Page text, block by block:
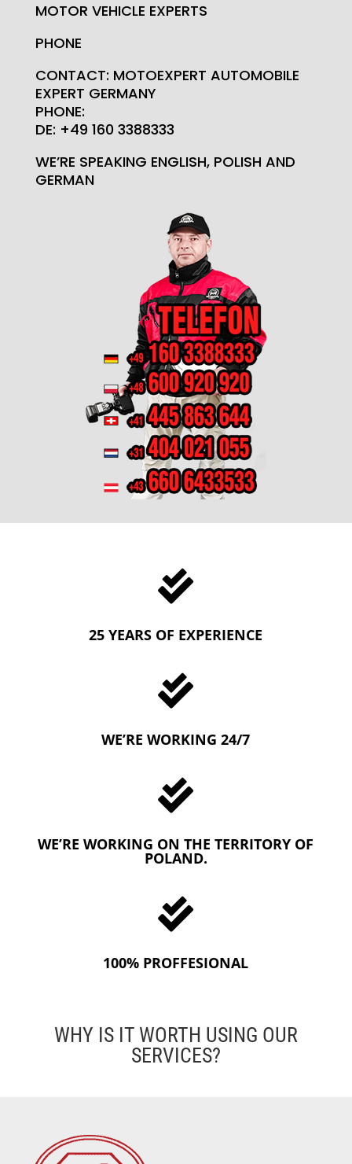
MOTOR VEHICLE EXPERTS
PHONE
CONTACT: MOTOEXPERT AUTOMOBILE
EXPERT GERMANY
PHONE:
DE: +49 160 3388333
WE’RE SPEAKING ENGLISH, POLISH AND
GERMAN

25 YEARS OF EXPERIENCE

WE’RE WORKING 24/7

WE’RE WORKING ON THE TERRITORY OF
POLAND.

100% PROFFESIONAL
WHY IS IT WORTH USING OUR
SERVICES?